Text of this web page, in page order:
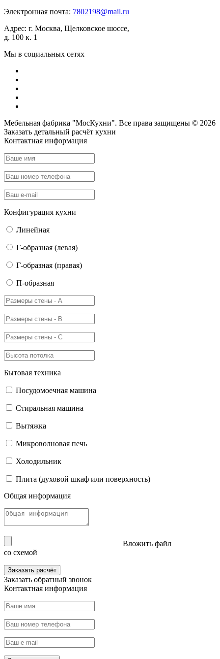
Электронная почта: 7802198@mail.ru
Адрес: г. Москва, Щелковское шоссе,
д. 100 к. 1
Мы в социальных сетях
Мебельная фабрика "МосКухни". Все права защищены © 2026
Заказать детальный расчёт кухни
Контактная информация
Конфигурация кухни
Линейная
Г-образная (левая)
Г-образная (правая)
П-образная
Бытовая техника
Посудомоечная машина
Стиральная машина
Вытяжка
Микроволновая печь
Холодильник
Плита (духовой шкаф или поверхность)
Общая информация
Вложить файл
со схемой
Заказать расчёт
Заказать обратный звонок
Контактная информация